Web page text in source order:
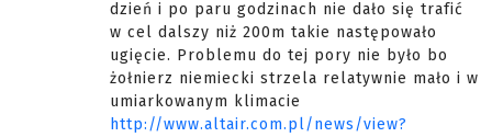
dzień i po paru godzinach nie dało się trafić
w cel dalszy niż 200m takie następowało
ugięcie. Problemu do tej pory nie było bo
żołnierz niemiecki strzela relatywnie mało i w
umiarkowanym klimacie
http://www.altair.com.pl/news/view?